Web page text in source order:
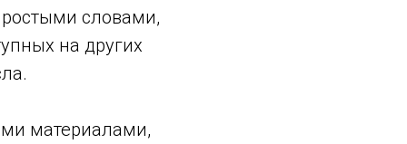
словами,
на других
материалами,